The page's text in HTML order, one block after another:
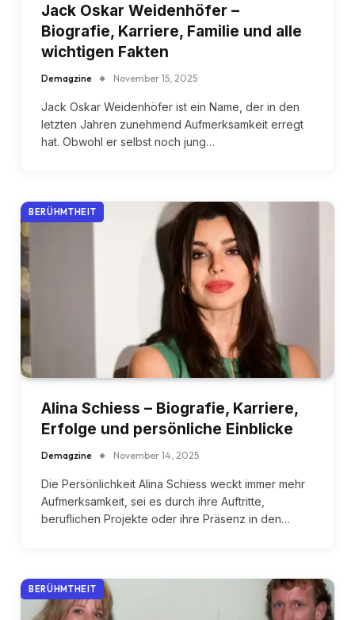
Jack Oskar Weidenhöfer –
Biografie, Karriere, Familie und alle
wichtigen Fakten
Demagzine November 15, 2025
Jack Oskar Weidenhöfer ist ein Name, der in den
letzten Jahren zunehmend Aufmerksamkeit erregt
hat. Obwohl er selbst noch jung…
BERÜHMTHEIT
Alina Schiess – Biografie, Karriere,
Erfolge und persönliche Einblicke
Demagzine November 14, 2025
Die Persönlichkeit Alina Schiess weckt immer mehr
Aufmerksamkeit, sei es durch ihre Auftritte,
beruflichen Projekte oder ihre Präsenz in den…
BERÜHMTHEIT